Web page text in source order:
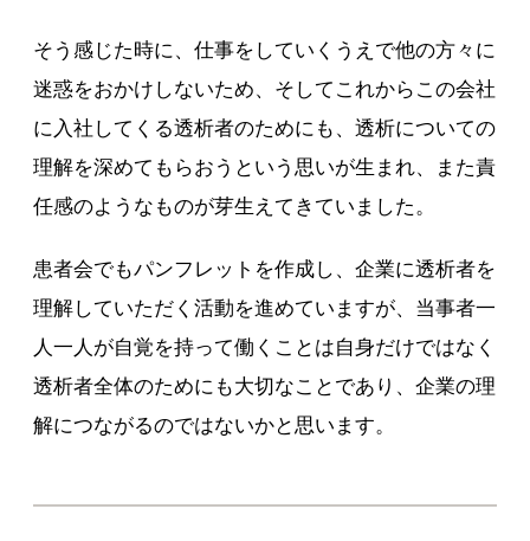
そう感じた時に、仕事をしていくうえで他の方々に
迷惑をおかけしないため、そしてこれからこの会社
に入社してくる透析者のためにも、透析についての
理解を深めてもらおうという思いが生まれ、また責
任感のようなものが芽生えてきていました。
患者会でもパンフレットを作成し、企業に透析者を
理解していただく活動を進めていますが、当事者一
人一人が自覚を持って働くことは自身だけではなく
透析者全体のためにも大切なことであり、企業の理
解につながるのではないかと思います。